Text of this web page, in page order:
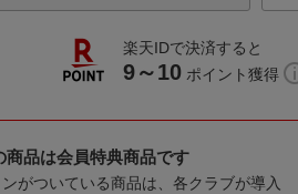
楽天IDで決済すると
9～10 ポイント獲得
商品は会員特典商品です
がついている商品は、各クラブが導入